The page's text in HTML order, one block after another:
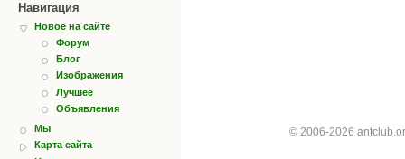
Навигация
Новое на сайте
Форум
Блог
Изображения
Лучшее
Объявления
Мы
Карта сайта
© 2006-2026